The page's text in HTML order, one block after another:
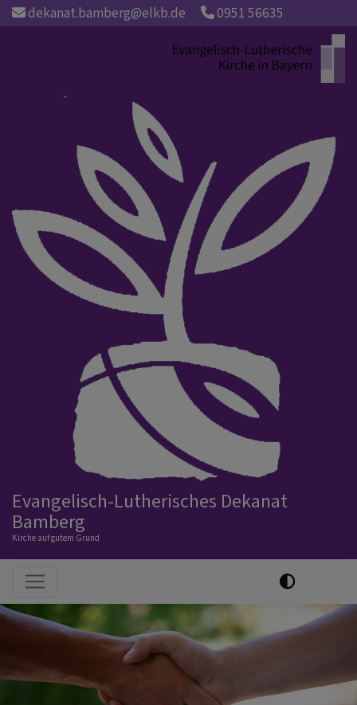
Direktdekanat.bamberg@elkb.de 0951 56635
Evangelisch-Lutherisches Dekanat
Bamberg
Kirche auf gutem Grund
Hauptnavigation